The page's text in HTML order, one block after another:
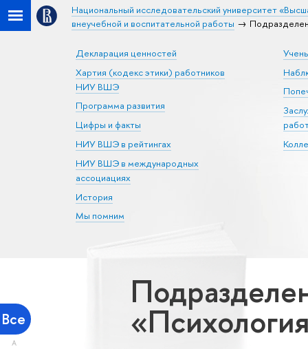
Национальный исследовательский университет
внеучебной и воспитательной работы
Декларация ценностей
Хартия (кодекс этики) работников
НИУ ВШЭ
Программа развития
Цифры и факты
НИУ ВШЭ в рейтингах
НИУ ВШЭ в международных
ассоциациях
История
Мы помним
Все
А